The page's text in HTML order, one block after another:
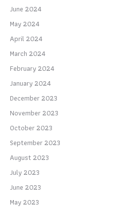
June 2024
May 2024
April 2024
March 2024
February 2024
January 2024
December 2023
November 2023
October 2023
September 2023
August 2023
July 2023
June 2023
May 2023